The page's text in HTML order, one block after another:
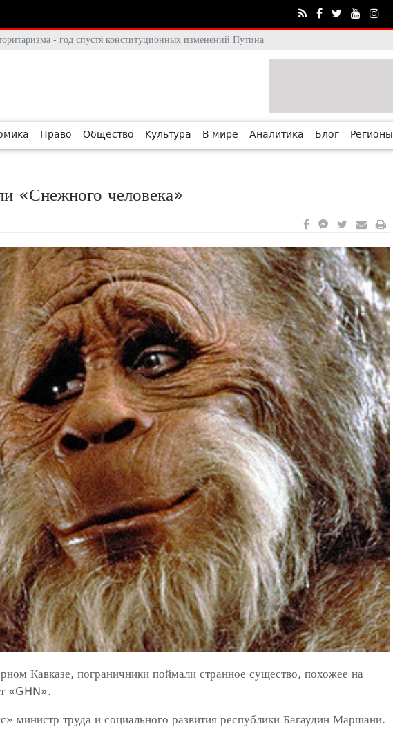
- год спустя конституционных изменений Путина
Право Общество Культура В мире Аналитика Блог Регионы
«Снежного человека»
Кавказе, пограничники поймали странное существо, похожее на
«GHN».
министр труда и социального развития республики Багаудин Маршани.